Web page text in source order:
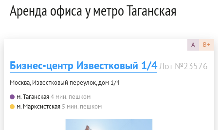
Аренда офиса у метро Таганская
A B+
Бизнес-центр Известковый 1/4Лот №23576
Москва, Известковый переулок, дом 1/4
м. Таганская4 мин. пешком
м. Марксистская 5 мин. пешком